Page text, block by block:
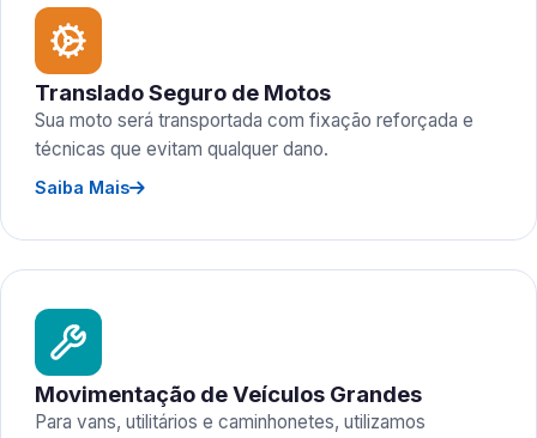
Translado Seguro de Motos
Sua moto será transportada com fixação reforçada e
técnicas que evitam qualquer dano.
Saiba Mais
Movimentação de Veículos Grandes
Para vans, utilitários e caminhonetes, utilizamos